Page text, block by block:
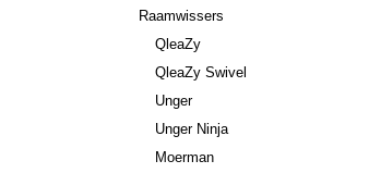
Raamwissers
QleaZy
QleaZy Swivel
Unger
Unger Ninja
Moerman